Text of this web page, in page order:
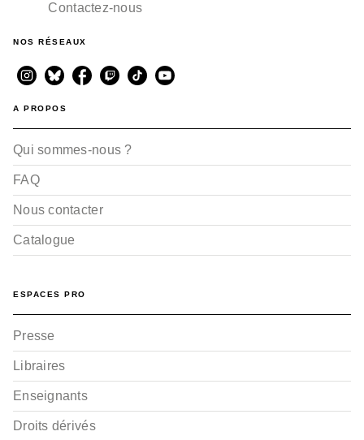
Contactez-nous
NOS RÉSEAUX
A PROPOS
Qui sommes-nous ?
FAQ
Nous contacter
Catalogue
ESPACES PRO
Presse
Libraires
Enseignants
Droits dérivés